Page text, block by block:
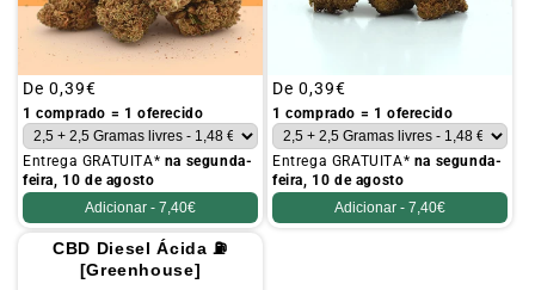
Preço
habitual
De 0,39€
1 comprado = 1 oferecido
Entrega GRATUITA* na segunda-
feira, 10 de agosto
Adicionar - 7,40€
Preço
habitual
De 0,39€
1 comprado = 1 oferecido
Entrega GRATUITA* na segunda-
feira, 10 de agosto
Adicionar - 7,40€
CBD Diesel Ácida ⛽
[Greenhouse]